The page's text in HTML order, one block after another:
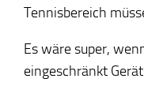
Tennisbereich
Es wäre super,
eingeschränkt